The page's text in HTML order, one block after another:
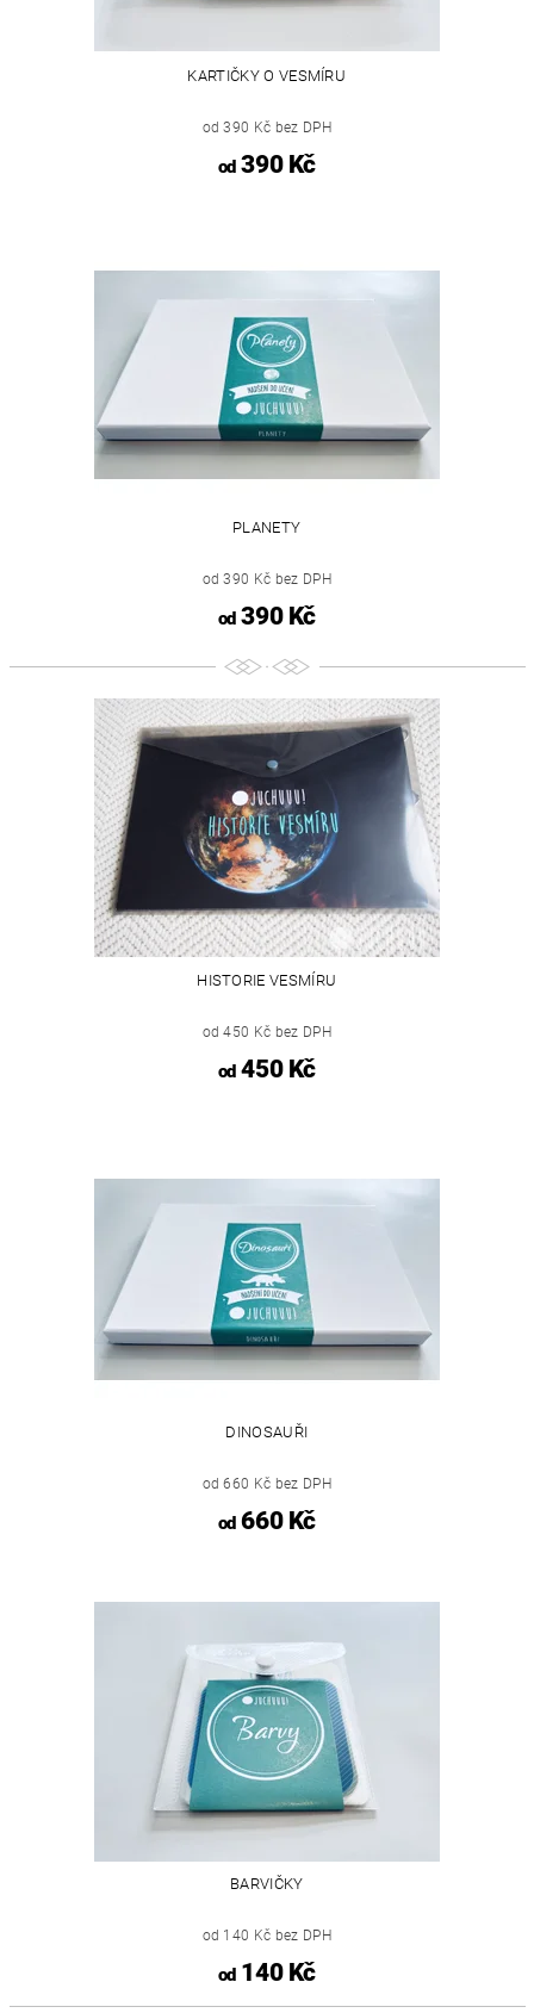
KARTIČKY O VESMÍRU
od 390 Kč bez DPH
od390 Kč
PLANETY
od 390 Kč bez DPH
od390 Kč
HISTORIE VESMÍRU
od 450 Kč bez DPH
od450 Kč
DINOSAUŘI
od 660 Kč bez DPH
od660 Kč
BARVIČKY
od 140 Kč bez DPH
od140 Kč